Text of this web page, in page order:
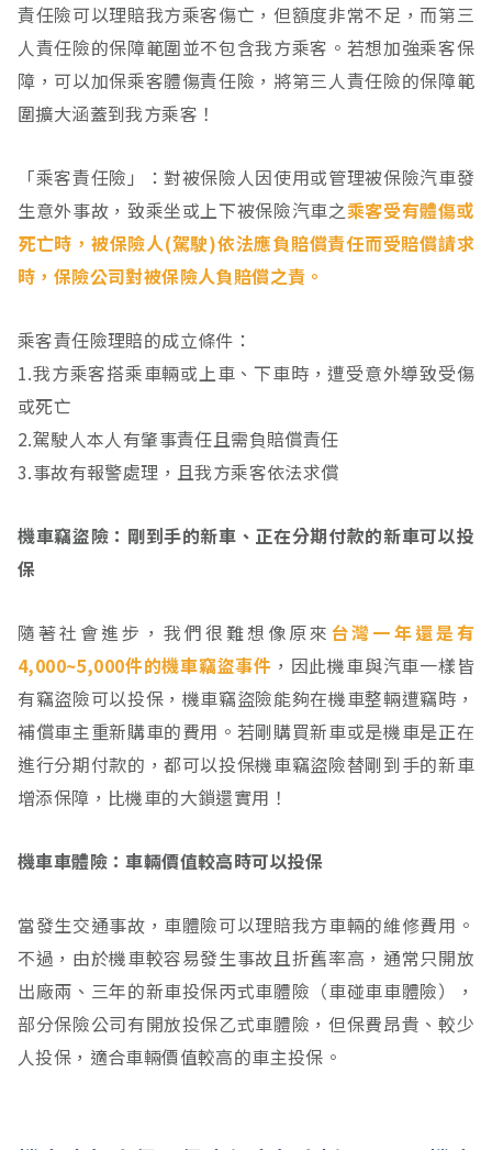
責任險可以理賠我方乘客傷亡，但額度非常不足，而第三
人責任險的保障範圍並不包含我方乘客。若想加強乘客保
障，可以加保乘客體傷責任險，將第三人責任險的保障範
圍擴大涵蓋到我方乘客！
「乘客責任險」：對被保險人因使用或管理被保險汽車發
生意外事故，致乘坐或上下被保險汽車之乘客受有體傷或
死亡時，被保險人(駕駛)依法應負賠償責任而受賠償請求
時，保險公司對被保險人負賠償之責。
乘客責任險理賠的成立條件：
1.我方乘客搭乘車輛或上車、下車時，遭受意外導致受傷
或死亡
2.駕駛人本人有肇事責任且需負賠償責任
3.事故有報警處理，且我方乘客依法求償
機車竊盜險：剛到手的新車、正在分期付款的新車可以投
保
隨著社會進步，我們很難想像原來 台灣一年還是有
4,000~5,000件的機車竊盜事件 ，因此機車與汽車一樣皆
有竊盜險可以投保，機車竊盜險能夠在機車整輛遭竊時，
補償車主重新購車的費用。若剛購買新車或是機車是正在
進行分期付款的，都可以投保機車竊盜險替剛到手的新車
增添保障，比機車的大鎖還實用！
機車車體險：車輛價值較高時可以投保
當發生交通事故，車體險可以理賠我方車輛的維修費用。
不過，由於機車較容易發生事故且折舊率高，通常只開放
出廠兩、三年的新車投保丙式車體險（車碰車車體險），
部分保險公司有開放投保乙式車體險，但保費昂貴、較少
人投保，適合車輛價值較高的車主投保。